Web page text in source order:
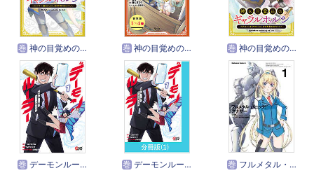
巻 神の目覚めのギャラルホルン～外れスキル《目覚まし》は、封印解除の能力でした～ 巻 神の目覚めのギャラルホルン～外れスキル《目覚まし》は、封印解除の能力でした～【合本版】 巻神の目覚めのギャラルホルン～外れスキル《目覚まし》は、封印解除の能力でした～【分冊版】
巻 デーモンルーラー 定時に帰りたい男のやりすぎレベリング 巻 デーモンルーラー 定時に帰りたい男のやりすぎレベリング【分冊版】 巻フルメタル・パニック！ アナザー